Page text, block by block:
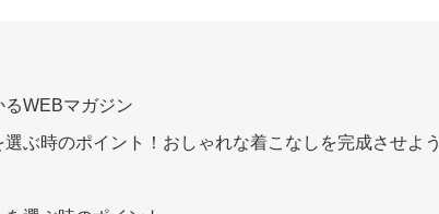
るWEBマガジン
ぶ時のポイント！おしゃれな着こなしを完成させよう